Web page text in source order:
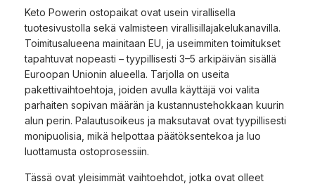
Keto Powerin ostopaikat ovat usein virallisella
tuotesivustolla sekä valmisteen virallisillajakelukanavilla.
Toimitusalueena mainitaan EU, ja useimmiten toimitukset
tapahtuvat nopeasti – tyypillisesti 3–5 arkipäivän sisällä
Euroopan Unionin alueella. Tarjolla on useita
pakettivaihtoehtoja, joiden avulla käyttäjä voi valita
parhaiten sopivan määrän ja kustannustehokkaan kuurin
alun perin. Palautusoikeus ja maksutavat ovat tyypillisesti
monipuolisia, mikä helpottaa päätöksentekoa ja luo
luottamusta ostoprosessiin.
Tässä ovat yleisimmät vaihtoehdot, jotka ovat olleet